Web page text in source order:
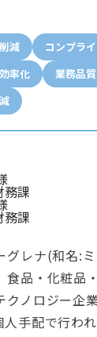
減
コンプラ
率化
業務品
務課
務課
グレナ(和名:
食品・化粧品
クノロジー企
手配で行わ